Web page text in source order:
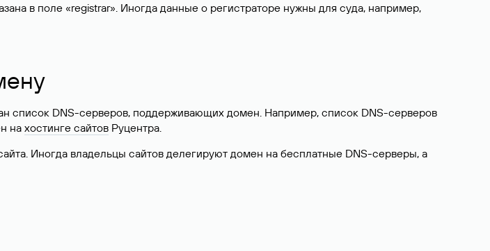
в поле «registrar». Иногда данные о регистраторе нужны для суда, например,
список DNS-серверов, поддерживающих домен. Например, список DNS-серверов
на хостинге сайтов Руцентра.
Иногда владельцы сайтов делегируют домен на бесплатные DNS-серверы, а